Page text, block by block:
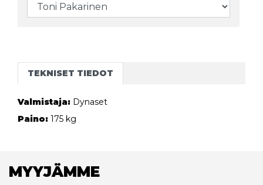
TEKNISET TIEDOT
Valmistaja: Dynaset
Paino: 175 kg
MYYJÄMME